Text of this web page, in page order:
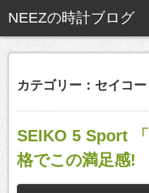
NEEZの時計ブログ
カテゴリー：セイコー
SEIKO 5 Sport
格でこの満足感!